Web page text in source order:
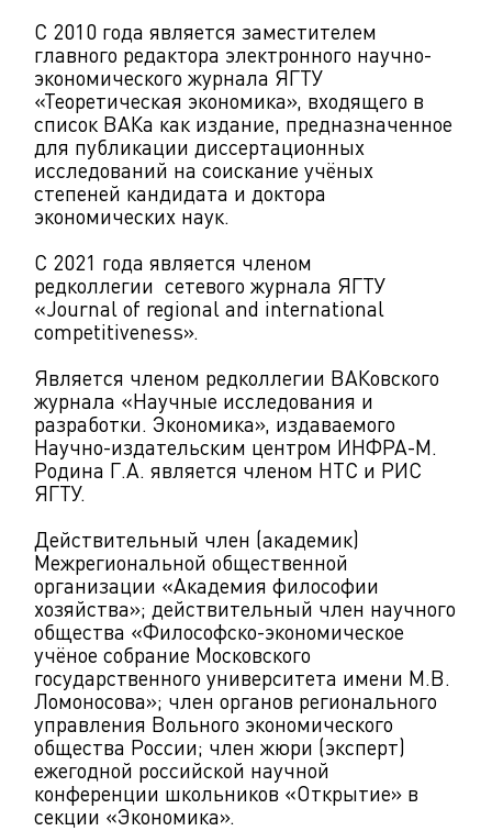
С 2010 года является заместителем
главного редактора электронного научно-
экономического журнала ЯГТУ
«Теоретическая экономика», входящего в
список ВАКа как издание, предназначенное
для публикации диссертационных
исследований на соискание учёных
степеней кандидата и доктора
экономических наук.
С 2021 года является членом
редколлегии сетевого журнала ЯГТУ
«Journal of regional and international
competitiveness».
Является членом редколлегии ВАКовского
журнала «Научные исследования и
разработки. Экономика», издаваемого
Научно-издательским центром ИНФРА-М.
Родина Г.А. является членом НТС и РИС
ЯГТУ.
Действительный член (академик)
Межрегиональной общественной
организации «Академия философии
хозяйства»; действительный член научного
общества «Философско-экономическое
учёное собрание Московского
государственного университета имени М.В.
Ломоносова»; член органов регионального
управления Вольного экономического
общества России; член жюри (эксперт)
ежегодной российской научной
конференции школьников «Открытие» в
секции «Экономика».